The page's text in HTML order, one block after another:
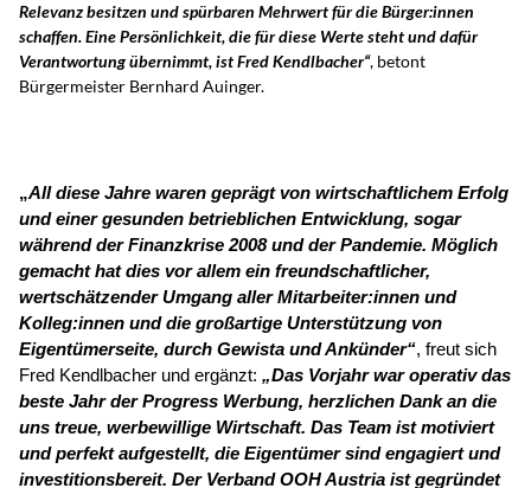
Relevanz besitzen und spürbaren Mehrwert für die Bürger:innen
schaffen. Eine Persönlichkeit, die für diese Werte steht und dafür
Verantwortung übernimmt, ist Fred Kendlbacher“, betont
Bürgermeister Bernhard Auinger.
„All diese Jahre waren geprägt von wirtschaftlichem Erfolg
und einer gesunden betrieblichen Entwicklung, sogar
während der Finanzkrise 2008 und der Pandemie. Möglich
gemacht hat dies vor allem ein freundschaftlicher,
wertschätzender Umgang aller Mitarbeiter:innen und
Kolleg:innen und die großartige Unterstützung von
Eigentümerseite, durch Gewista und Ankünder“, freut sich
Fred Kendlbacher und ergänzt: „Das Vorjahr war operativ das
beste Jahr der Progress Werbung, herzlichen Dank an die
uns treue, werbewillige Wirtschaft. Das Team ist motiviert
und perfekt aufgestellt, die Eigentümer sind engagiert und
investitionsbereit. Der Verband OOH Austria ist gegründet